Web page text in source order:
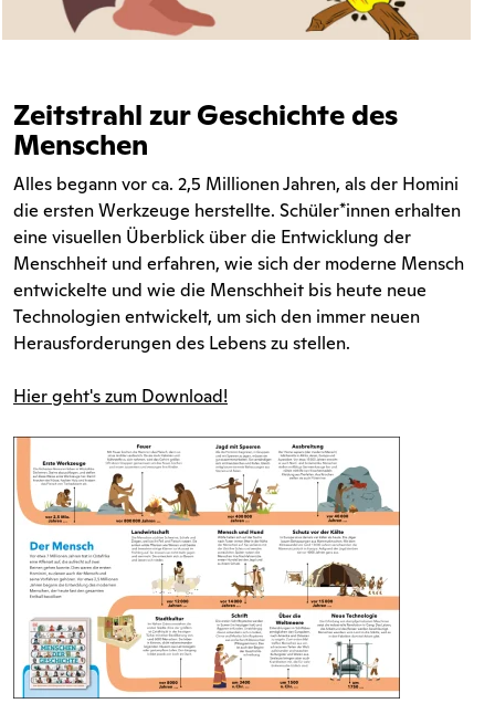
Zeitstrahl zur Geschichte des
Menschen
Alles begann vor ca. 2,5 Millionen Jahren, als der Homini
die ersten Werkzeuge herstellte. Schüler*innen erhalten
eine visuellen Überblick über die Entwicklung der
Menschheit und erfahren, wie sich der moderne Mensch
entwickelte und wie die Menschheit bis heute neue
Technologien entwickelt, um sich den immer neuen
Herausforderungen des Lebens zu stellen.
Hier geht's zum Download!